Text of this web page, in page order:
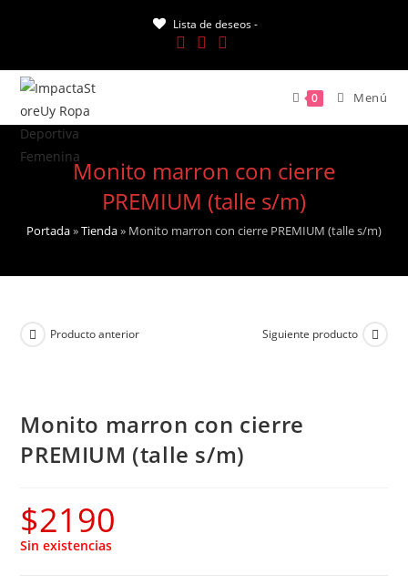
Lista de deseos -
0 Menú
Monito marron con cierre
PREMIUM (talle s/m)
Portada»Tienda» Monito marron con cierre PREMIUM (talle s/m)
Producto anterior Siguiente producto
Monito marron con cierre
PREMIUM (talle s/m)
$2190
Sin existencias